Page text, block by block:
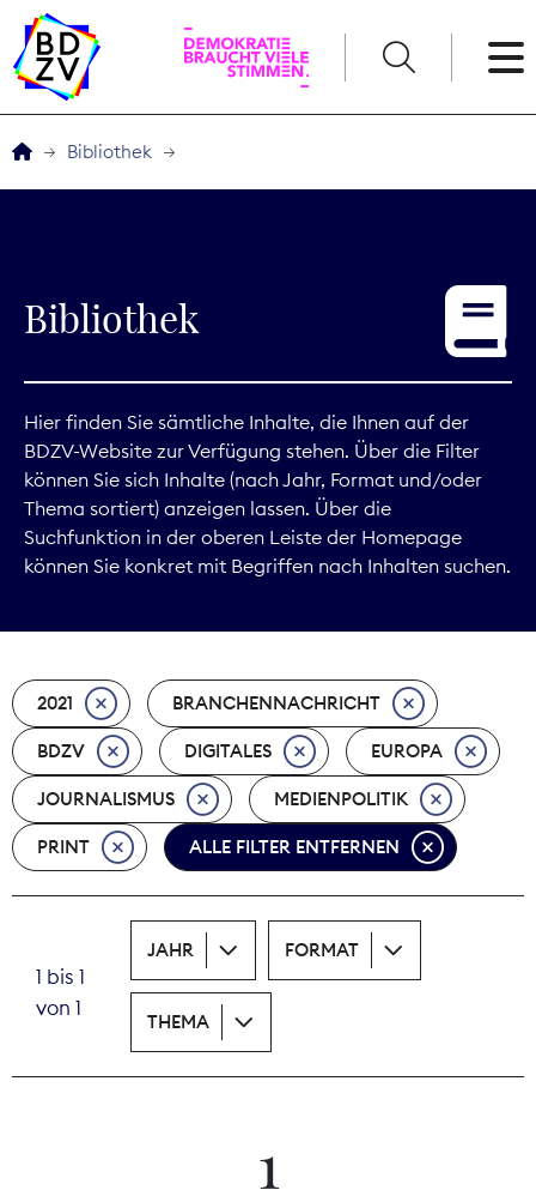
Service
Digitales
Kommunikation
Marktdaten
Nachhaltigkeit
Nachwuchs
Nova Award
Print
Wächterpreis
Bibliothek
Bibliothek
Hier finden Sie sämtliche Inhalte, die Ihnen auf der
BDZV-Website zur Verfügung stehen. Über die Filter
können Sie sich Inhalte (nach Jahr, Format und/oder
Thema sortiert) anzeigen lassen. Über die
Suchfunktion in der oberen Leiste der Homepage
können Sie konkret mit Begriffen nach Inhalten suchen.
2021 BRANCHENNACHRICHT
BDZV DIGITALES EUROPA
JOURNALISMUS MEDIENPOLITIK
PRINT ALLE FILTER ENTFERNEN
1 bis 1
von 1
JAHR FORMAT
THEMA
1